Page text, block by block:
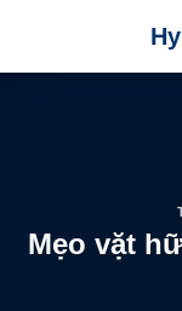
content
Mẹo vặt